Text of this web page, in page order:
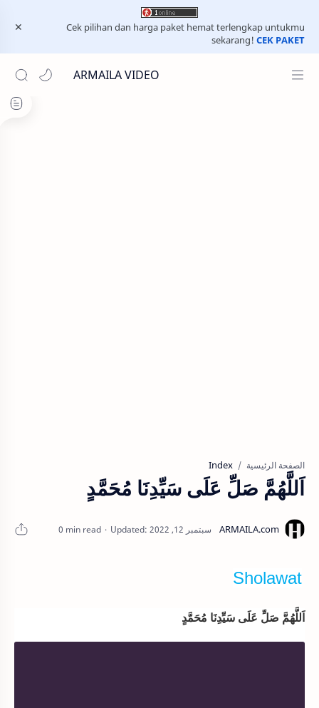
Cek pilihan dan harga paket hemat terlengkap untukmu
sekarang! CEK PAKET
ARMAILA VIDEO
الصفحة الرئيسية Index
اَللَّهُمَّ صَلِّ عَلَى سَيِّدِنَا مُحَمَّدٍ
0 min read
Sholawat
اَللَّهُمَّ صَلِّ عَلَى سَيِّدِنَا مُحَمَّدٍ